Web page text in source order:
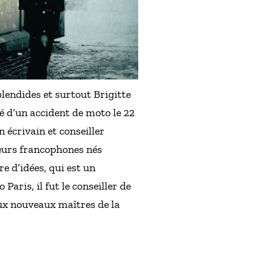
et surtout Brigitte
accident de moto le 22
écrivain et conseiller
francophones nés
d’idées, qui est un
Paris, il fut le conseiller de
nouveaux maîtres de la